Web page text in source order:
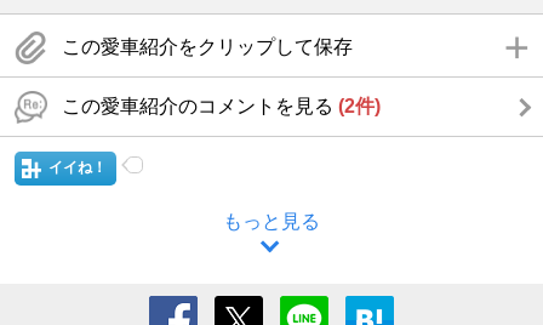
この愛車紹介をクリップして保存
この愛車紹介のコメントを見る (2件)
イイね！
もっと見る